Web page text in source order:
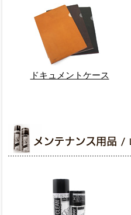
ドキュメントケース